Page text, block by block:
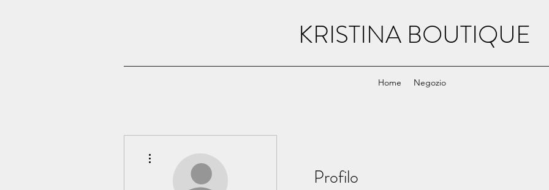
KRISTINA BOUTIQUE
Home Negozio
Profilo